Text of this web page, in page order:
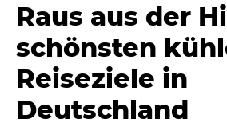
Raus aus der
schönsten
Reiseziele in
Deutschland